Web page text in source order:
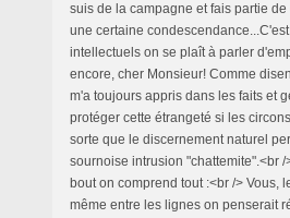
suis de la campagne et fais partie
une certaine
intellectuels on se plaît à parler
encore, cher Monsieur! Comme
m'a toujours appris dans les faits et
protéger cette étrangeté si les
sorte que le discernement naturel
sournoise intrusion "chattemite".<br
bout on comprend tout :<br /> Vous,
même entre les lignes on penserait